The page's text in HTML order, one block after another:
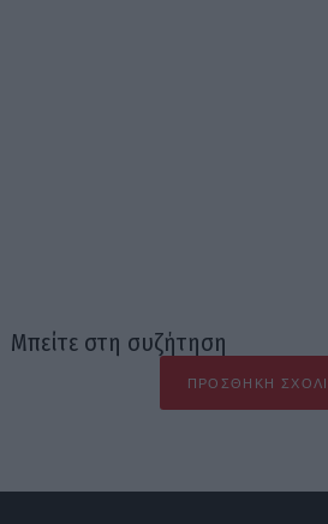
Μπείτε στη συζήτηση
ΠΡΟΣΘΉΚΗ